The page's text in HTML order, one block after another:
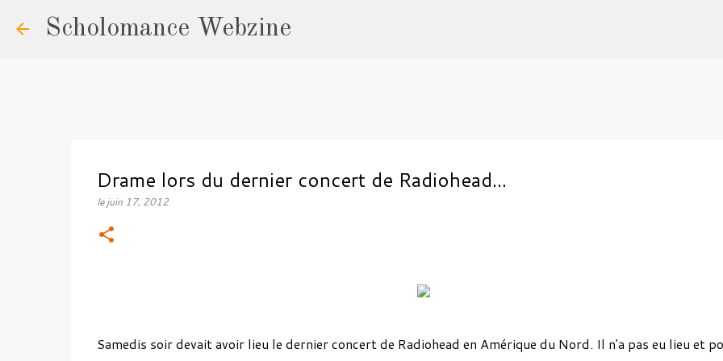
Scholomance Webzine
Drame lors du dernier concert de Radiohead...
lejuin 17, 2012
Samedis soir devait avoir lieu le dernier concert de Radiohead en Amérique du Nord. Il n'a pas eu lieu et